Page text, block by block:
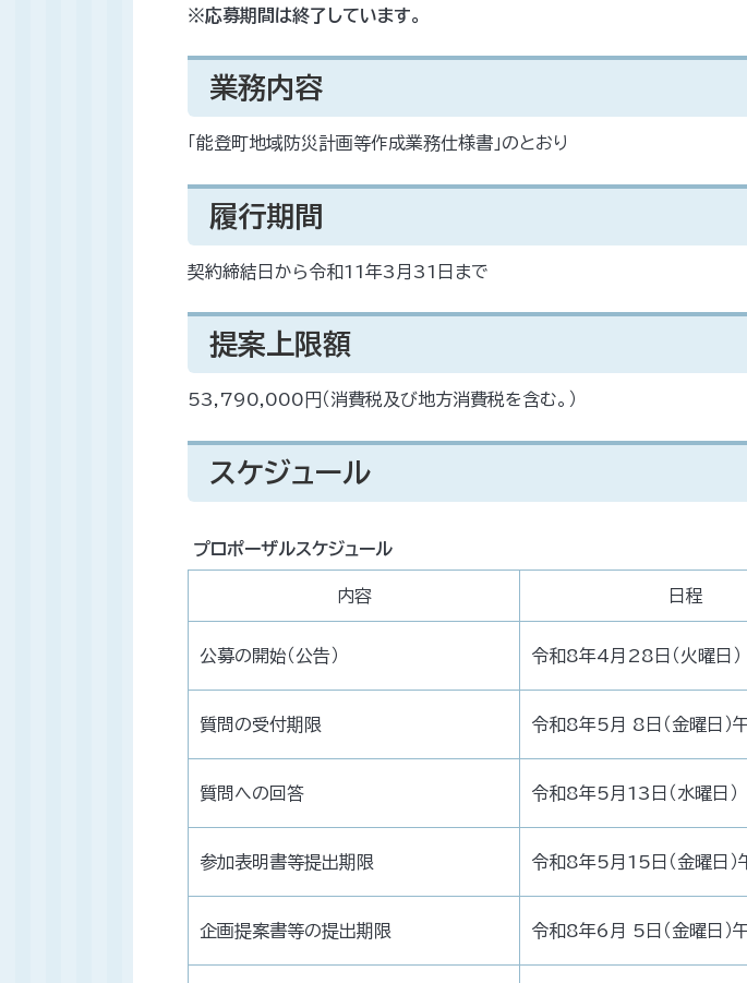
※応募期間は終了しています。
業務内容
「能登町地域防災計画等作成業務仕様書」のとおり
履行期間
契約締結日から令和11年3月31日まで
提案上限額
53,790,000円（消費税及び地方消費税を含む。）
スケジュール
プロポーザルスケジュール
内容 日程
公募の開始（公告） 令和8年4月28日（火曜日）
質問の受付期限 令和8年5月 8日（金曜日）
質問への回答 令和8年5月13日（水曜日）
参加表明書等提出期限 令和8年5月15日（金曜日）
企画提案書等の提出期限 令和8年6月 5日（金曜日）